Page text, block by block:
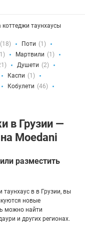
таунхаусы
(18) Поти (1)
Мартвили (1)
Душети (2)
Каспи (1)
Кобулети (46)
в Грузии —
Moedani
разместить
в в Грузии, вы
новые
можно найти
и других регионах.